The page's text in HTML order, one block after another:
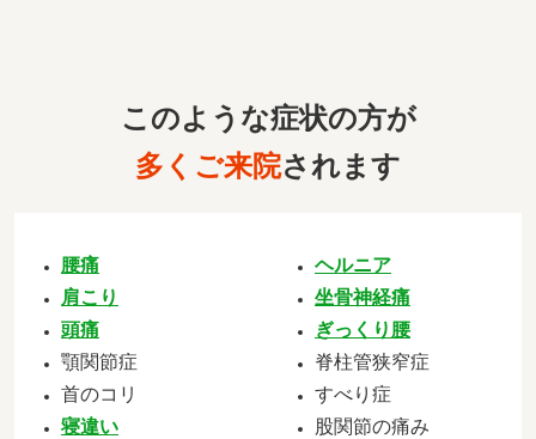
このような症状の方が
多くご来院されます
腰痛
肩こり
頭痛
顎関節症
首のコリ
寝違い
ヘルニア
坐骨神経痛
ぎっくり腰
脊柱管狭窄症
すべり症
股関節の痛み